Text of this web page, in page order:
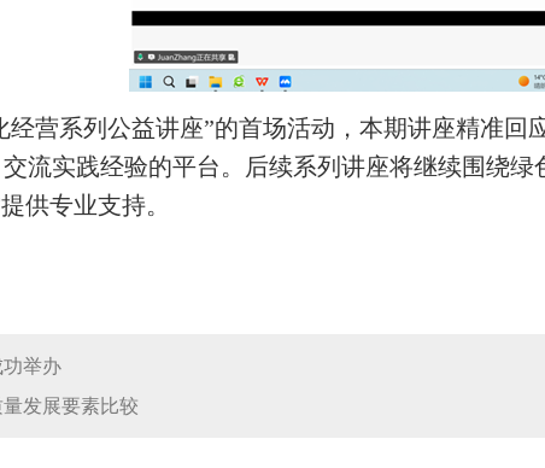
经营系列公益讲座”的首场活动，本期讲座精准
流实践经验的平台。后续系列讲座将继续围绕
供专业支持。
功举办
发展要素比较